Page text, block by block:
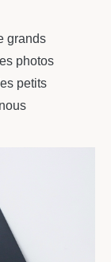
grands
photos
petits